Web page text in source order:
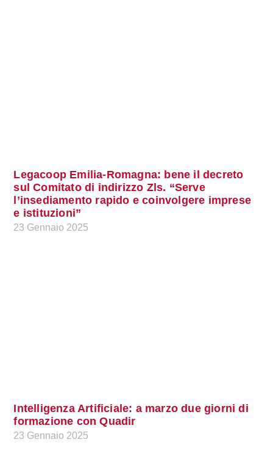
Legacoop Emilia-Romagna: bene il decreto
sul Comitato di indirizzo Zls. “Serve
l’insediamento rapido e coinvolgere imprese
e istituzioni”
23 Gennaio 2025
Intelligenza Artificiale: a marzo due giorni di
formazione con Quadir
23 Gennaio 2025